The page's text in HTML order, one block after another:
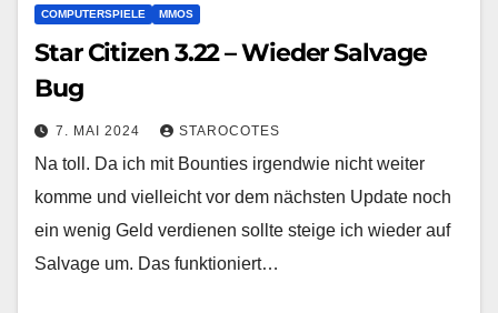
COMPUTERSPIELE MMOS
Star Citizen 3.22 – Wieder Salvage
Bug
7. MAI 2024 STAROCOTES
Na toll. Da ich mit Bounties irgendwie nicht weiter
komme und vielleicht vor dem nächsten Update noch
ein wenig Geld verdienen sollte steige ich wieder auf
Salvage um. Das funktioniert…